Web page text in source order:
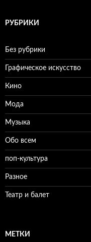
РУБРИКИ
Без рубрики
Графическое искусство
Кино
Мода
Музыка
Обо всем
поп-культура
Разное
Театр и балет
МЕТКИ